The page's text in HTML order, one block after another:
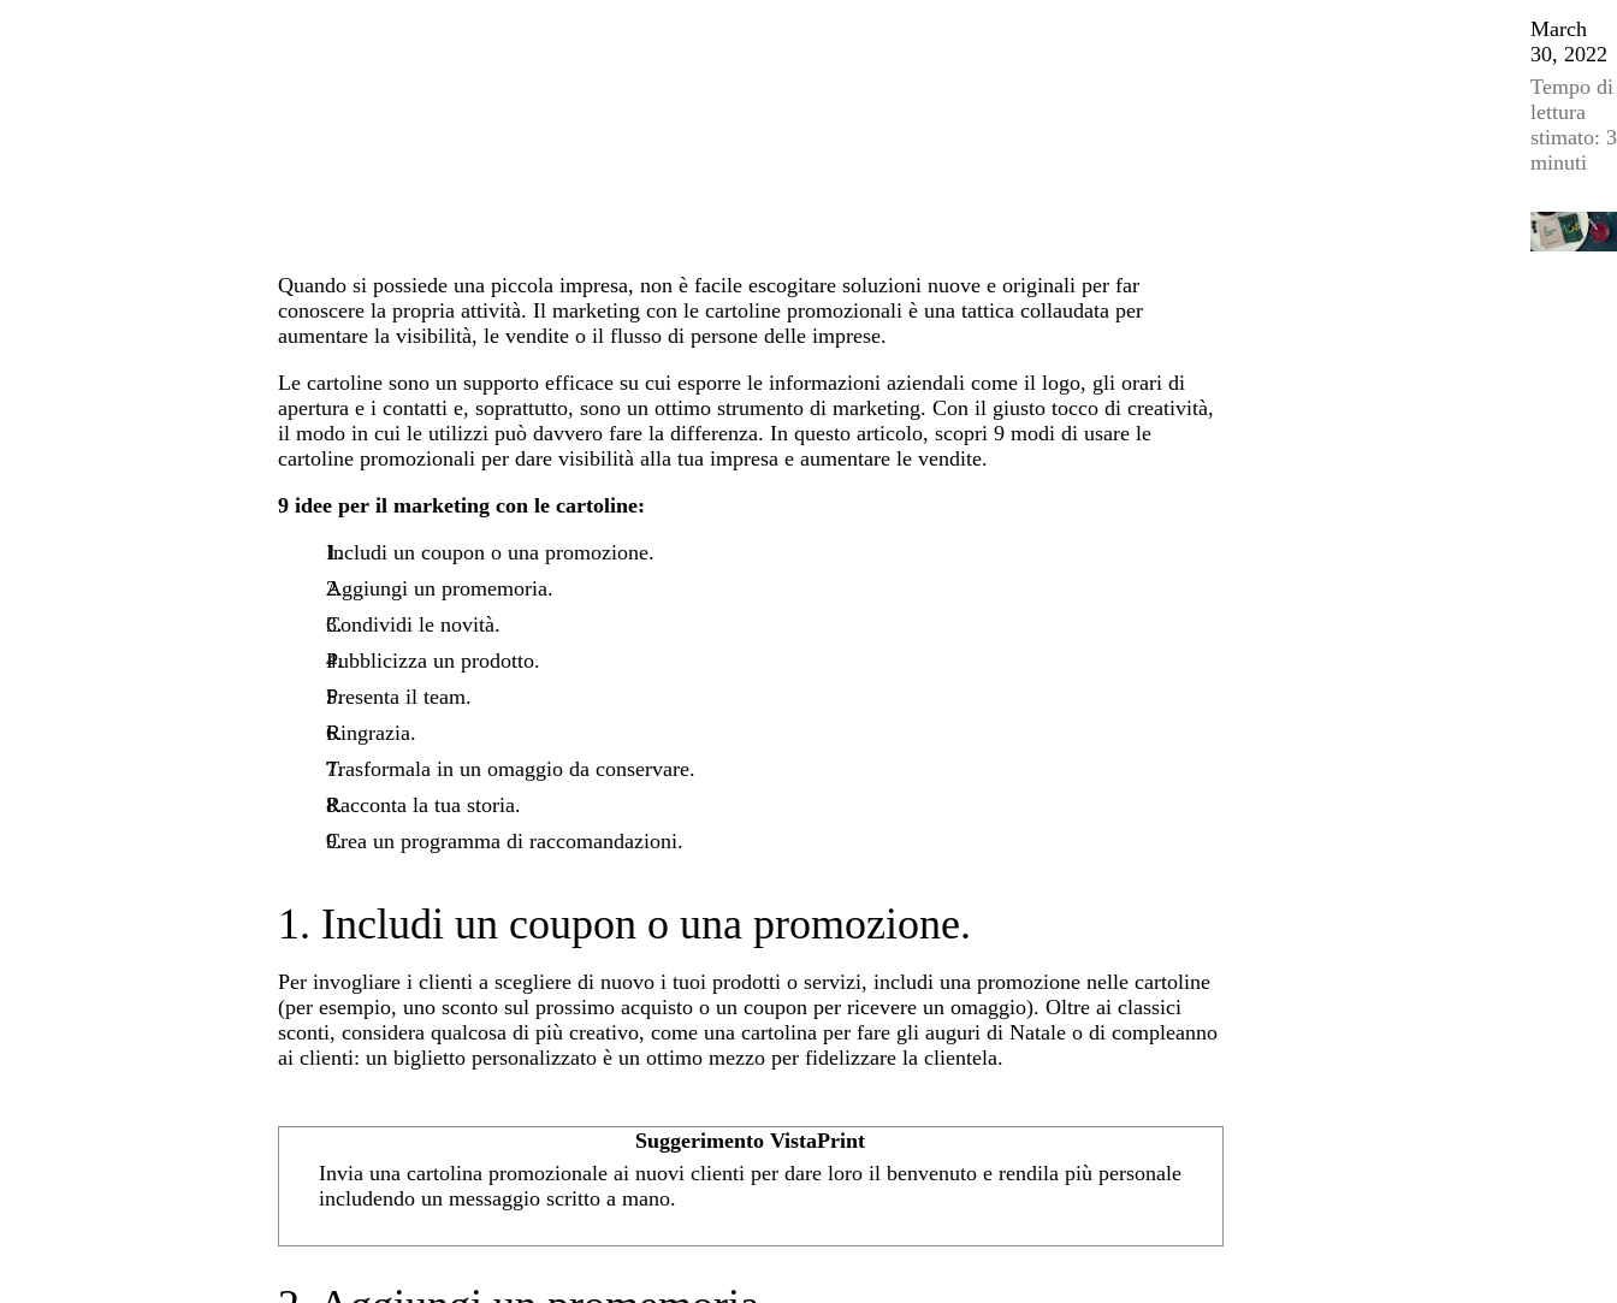
March
30, 2022
Tempo di
lettura
stimato: 3
minuti
Quando si possiede una piccola impresa, non è facile escogitare soluzioni nuove e originali per far
conoscere la propria attività. Il marketing con le cartoline promozionali è una tattica collaudata per
aumentare la visibilità, le vendite o il flusso di persone delle imprese.
Le cartoline sono un supporto efficace su cui esporre le informazioni aziendali come il logo, gli orari di
apertura e i contatti e, soprattutto, sono un ottimo strumento di marketing. Con il giusto tocco di creatività,
il modo in cui le utilizzi può davvero fare la differenza. In questo articolo, scopri 9 modi di usare le
cartoline promozionali per dare visibilità alla tua impresa e aumentare le vendite.
9 idee per il marketing con le cartoline:
Includi un coupon o una promozione.
Aggiungi un promemoria.
Condividi le novità.
Pubblicizza un prodotto.
Presenta il team.
Ringrazia.
Trasformala in un omaggio da conservare.
Racconta la tua storia.
Crea un programma di raccomandazioni.
1. Includi un coupon o una promozione.
Per invogliare i clienti a scegliere di nuovo i tuoi prodotti o servizi, includi una promozione nelle cartoline
(per esempio, uno sconto sul prossimo acquisto o un coupon per ricevere un omaggio). Oltre ai classici
sconti, considera qualcosa di più creativo, come una cartolina per fare gli auguri di Natale o di compleanno
ai clienti: un biglietto personalizzato è un ottimo mezzo per fidelizzare la clientela.
Suggerimento VistaPrint
Invia una cartolina promozionale ai nuovi clienti per dare loro il benvenuto e rendila più personale
includendo un messaggio scritto a mano.